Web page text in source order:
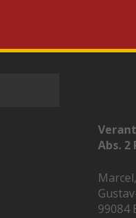
Abs. 2
99084